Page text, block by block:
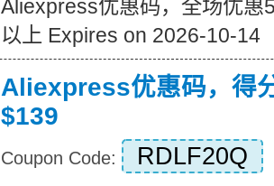
Aliexpress优惠码，全场优惠
以上 Expires on 2026-10-14
Aliexpress优惠码，得
$139
Coupon Code: RDLF20Q